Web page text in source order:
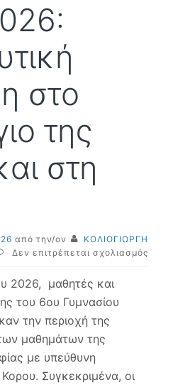
στο
της
στη
από την/ον
ΚΟΛΙΟΓΙΩΡΓΗ
Δεν επιτρέπεται σχολιασμός
2026, μαθητές και
του 6ου Γυμνασίου
την περιοχή της
μαθημάτων της
με υπεύθυνη
Συγκεκριμένα, οι